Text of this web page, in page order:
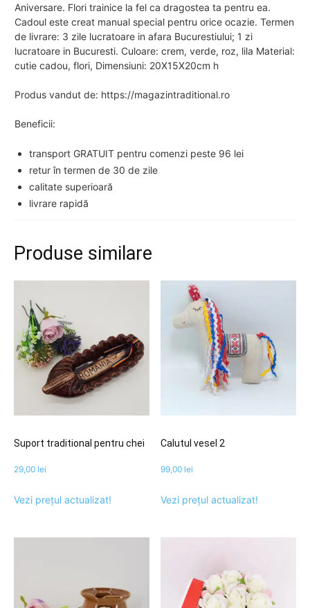
Aniversare. Flori trainice la fel ca dragostea ta pentru ea.
Cadoul este creat manual special pentru orice ocazie. Termen
de livrare: 3 zile lucratoare in afara Bucurestiului; 1 zi
lucratoare in Bucuresti. Culoare: crem, verde, roz, lila Material:
cutie cadou, flori, Dimensiuni: 20X15X20cm h
Produs vandut de: https://magazintraditional.ro
Beneficii:
transport GRATUIT pentru comenzi peste 96 lei
retur în termen de 30 de zile
calitate superioară
livrare rapidă
Produse similare
Suport traditional pentru chei
29,00 lei
Vezi prețul actualizat!
Calutul vesel 2
99,00 lei
Vezi prețul actualizat!